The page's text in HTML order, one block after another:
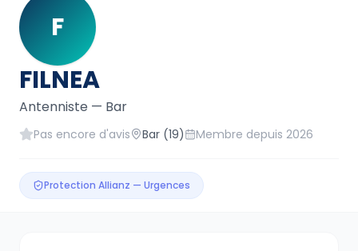
F
FILNEA
Antenniste — Bar
Pas encore d'avis Bar (19) Membre depuis 2026
Protection Allianz — Urgences